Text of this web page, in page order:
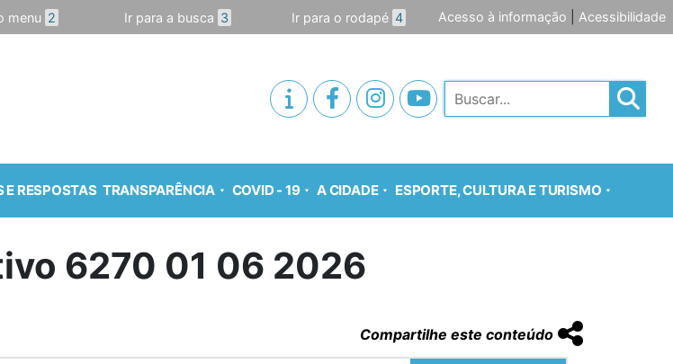
menu 2 Ir para a busca 3 Ir para o rodapé 4 Acesso à informação Acessibilidade
Pesquisar
E RESPOSTAS TRANSPARÊNCIA COVID - 19 A CIDADE ESPORTE, CULTURA E TURISMO
6270 01 06 2026
Compartilhe este conteúdo